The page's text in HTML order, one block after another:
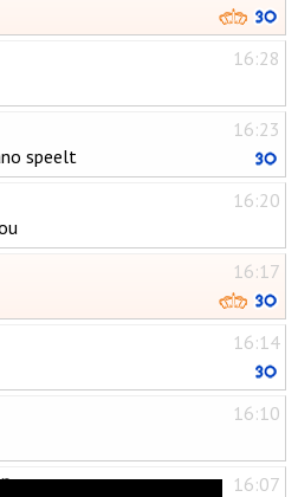
16:28
16:23
speelt
16:20
16:17
16:14
16:10
16:07